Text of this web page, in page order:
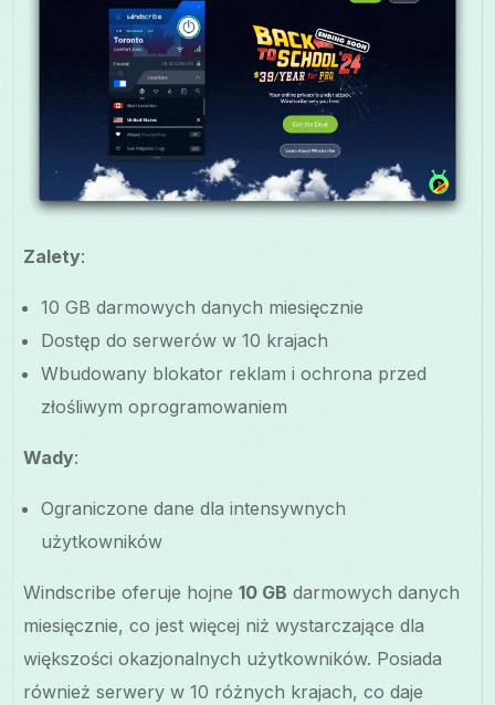
Zalety:
10 GB darmowych danych miesięcznie
Dostęp do serwerów w 10 krajach
Wbudowany blokator reklam i ochrona przed
złośliwym oprogramowaniem
Wady:
Ograniczone dane dla intensywnych
użytkowników
Windscribe oferuje hojne10 GB darmowych danych
miesięcznie, co jest więcej niż wystarczające dla
większości okazjonalnych użytkowników. Posiada
również serwery w 10 różnych krajach, co daje